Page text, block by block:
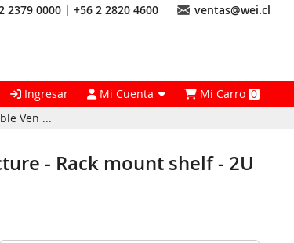
2379 0000 | +56 2 2820 4600 ventas@wei.cl
Ingresar Mi Cuenta Mi Carro0
Ven ...
- Rack mount shelf - 2U